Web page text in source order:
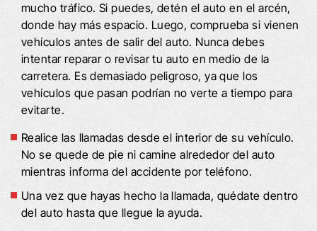
mucho tráfico. Si puedes, detén el auto en el arcén,
donde hay más espacio. Luego, comprueba si vienen
vehículos antes de salir del auto. Nunca debes
intentar reparar o revisar tu auto en medio de la
carretera. Es demasiado peligroso, ya que los
vehículos que pasan podrían no verte a tiempo para
evitarte.
Realice las llamadas desde el interior de su vehículo.
No se quede de pie ni camine alrededor del auto
mientras informa del accidente por teléfono.
Una vez que hayas hecho la llamada, quédate dentro
del auto hasta que llegue la ayuda.